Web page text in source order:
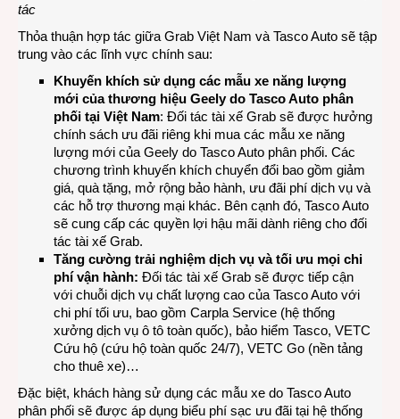
tác
Thỏa thuận hợp tác giữa Grab Việt Nam và Tasco Auto sẽ tập
trung vào các lĩnh vực chính sau:
Khuyến khích sử dụng các mẫu xe năng lượng
mới của thương hiệu Geely do Tasco Auto phân
phối tại Việt Nam: Đối tác tài xế Grab sẽ được hưởng
chính sách ưu đãi riêng khi mua các mẫu xe năng
lượng mới của Geely do Tasco Auto phân phối. Các
chương trình khuyến khích chuyển đổi bao gồm giảm
giá, quà tặng, mở rộng bảo hành, ưu đãi phí dịch vụ và
các hỗ trợ thương mại khác. Bên cạnh đó, Tasco Auto
sẽ cung cấp các quyền lợi hậu mãi dành riêng cho đối
tác tài xế Grab.
Tăng cường trải nghiệm dịch vụ và tối ưu mọi chi
phí vận hành: Đối tác tài xế Grab sẽ được tiếp cận
với chuỗi dịch vụ chất lượng cao của Tasco Auto với
chi phí tối ưu, bao gồm Carpla Service (hệ thống
xưởng dịch vụ ô tô toàn quốc), bảo hiểm Tasco, VETC
Cứu hộ (cứu hộ toàn quốc 24/7), VETC Go (nền tảng
cho thuê xe)…
Đặc biệt, khách hàng sử dụng các mẫu xe do Tasco Auto
phân phối sẽ được áp dụng biểu phí sạc ưu đãi tại hệ thống